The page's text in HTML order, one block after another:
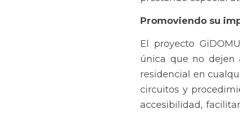
Promoviendo su
El proyecto
única que no dejen
residencial en
circuitos y
accesibilidad,